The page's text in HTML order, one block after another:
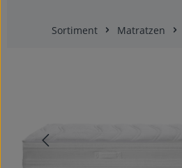
Sortiment Matratzen